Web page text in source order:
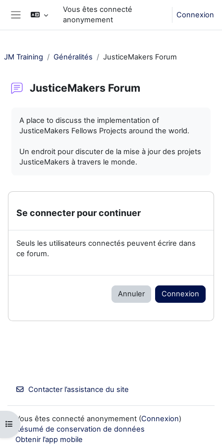
Passer au contenu principal
Panneau latéral
Vous êtes connecté
anonymement
Connexion
Ouvrir l’index du cours
JM Training Généralités JusticeMakers Forum
JusticeMakers Forum
A place to discuss the implementation of
JusticeMakers Fellows Projects around the world.
Un endroit pour discuter de la mise à jour des projets
JusticeMakers à travers le monde.
Se connecter pour continuer
Seuls les utilisateurs connectés peuvent écrire dans
ce forum.
Annuler Connexion
Contacter l’assistance du site
Vous êtes connecté anonymement (Connexion)
Résumé de conservation de données
Obtenir l’app mobile